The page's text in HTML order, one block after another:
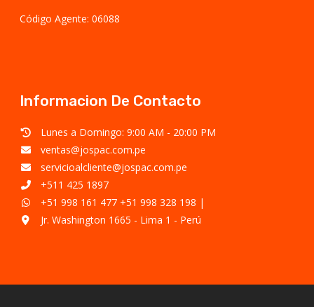
Código Agente: 06088
Informacion De Contacto
Lunes a Domingo: 9:00 AM - 20:00 PM
ventas@jospac.com.pe
servicioalcliente@jospac.com.pe
+511 425 1897
+51 998 161 477 +51 998 328 198 |
Jr. Washington 1665 - Lima 1 - Perú